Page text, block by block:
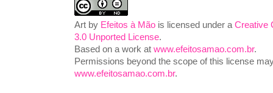
Art by Efeitos à Mão is licensed under a Creative
3.0 Unported License.
Based on a work at www.efeitosamao.com.br.
Permissions beyond the scope of this license
www.efeitosamao.com.br.